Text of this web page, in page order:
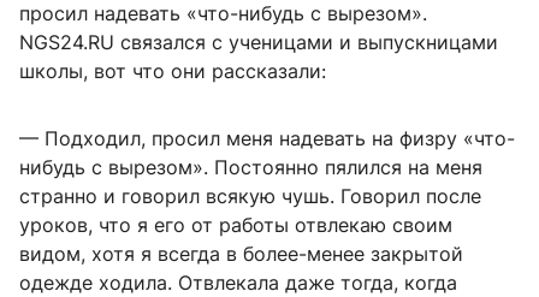
просил надевать «что-нибудь с вырезом».
NGS24.RU связался с ученицами и выпускницами
школы, вот что они рассказали:
— Подходил, просил меня надевать на физру «что-
нибудь с вырезом». Постоянно пялился на меня
странно и говорил всякую чушь. Говорил после
уроков, что я его от работы отвлекаю своим
видом, хотя я всегда в более-менее закрытой
одежде ходила. Отвлекала даже тогда, когда